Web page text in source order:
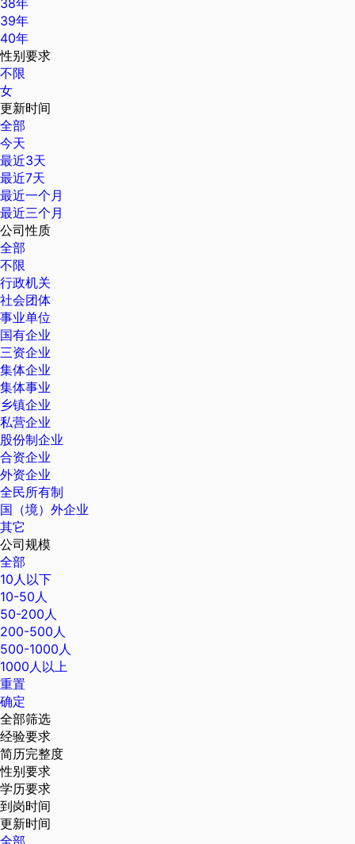
38年
39年
40年
性别要求
不限
女
更新时间
全部
今天
最近3天
最近7天
最近一个月
最近三个月
公司性质
全部
不限
行政机关
社会团体
事业单位
国有企业
三资企业
集体企业
集体事业
乡镇企业
私营企业
股份制企业
合资企业
外资企业
全民所有制
国（境）外企业
其它
公司规模
全部
10人以下
10-50人
50-200人
200-500人
500-1000人
1000人以上
重置
确定
全部筛选
经验要求
简历完整度
性别要求
学历要求
到岗时间
更新时间